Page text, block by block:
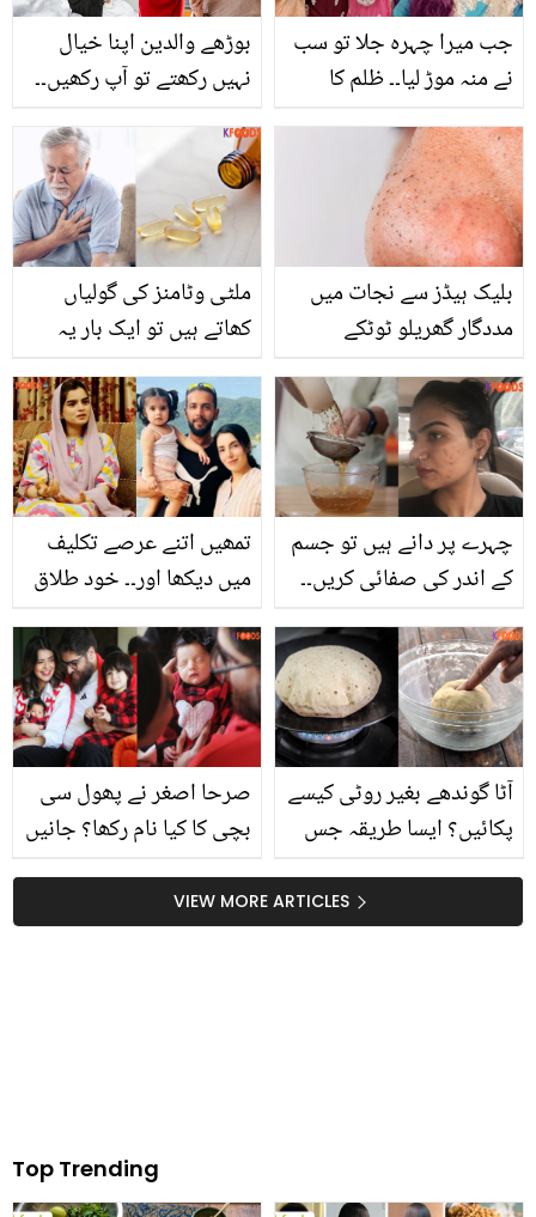
بوڑھے والدین اپنا خیال
نہیں رکھتے تو آپ رکھیں۔۔
ماں باپ کا خیال کیسے
رکھیں؟ مفید مشورے
جب میرا چہرہ جلا تو سب
نے منہ موڑ لیا۔۔ ظلم کا
عورت کے ساتھ ایسا کیا ہوا
جس نے سب کو افسردہ کر
دیا؟
ملٹی وٹامنز کی گولیاں
کھاتے ہیں تو ایک بار یہ
لیوا کب بن جاتے ہیں؟
ماہرین کا انکشاف
بلیک ہیڈز سے نجات میں
مددگار گھریلو ٹوٹکے
تمھیں اتنے عرصے تکلیف
میں دیکھا اور۔۔ خود طلاق
ثانیہ اشفاق کے لیئے میدان
میں آگئیں
چہرے پر دانے ہیں تو جسم
کے اندر کی صفائی کریں۔۔
طریقہ جو خون اندر سے
صاف کر کے چہرہ جگمگا
دے
صرحا اصغر نے پھول سی
بچی کا کیا نام رکھا؟ جانیں
آٹا گوندھے بغیر روٹی کیسے
پکائیں؟ ایسا طریقہ جس
VIEW MORE ARTICLES
Top Trending